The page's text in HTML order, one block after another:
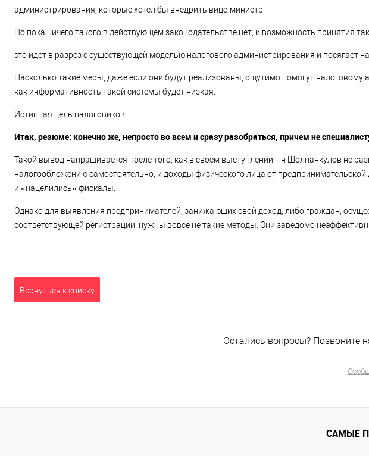
администрирования, которые хотел бы внедрить вице-министр.
Но пока ничего такого в действующем законодательстве нет, и возможность принятия
это идет в разрез с существующей моделью налогового администрирования и посягает
Насколько такие меры, даже если они будут реализованы, ощутимо помогут
как информативность такой системы будет низкая.
Истинная цель налоговиков
Итак, резюме: конечно же, непросто во всем и сразу разобраться, причем не
Такой вывод напрашивается после того, как в своем выступлении г-н Шолпанкулов не
налогообложению самостоятельно, и доходы физического лица от предпринимательской
и «нацелились» фискалы.
Однако для выявления предпринимателей, занижающих свой доход, либо граждан,
соответствующей регистрации, нужны вовсе не такие методы. Они заведомо
Вернуться к списку
Остались вопросы? Позвоните
САМЫЕ